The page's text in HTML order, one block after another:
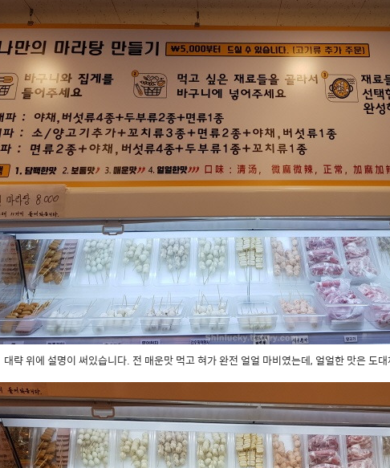
대략 위에 설명이 써있습니다. 전 매운맛 먹고 혀가 완전 얼얼 마비였는데, 얼얼한 맛은 도